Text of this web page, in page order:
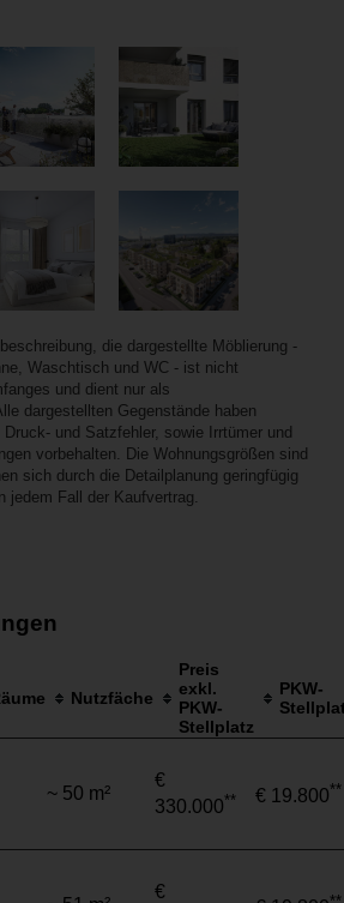
die dargestellte Möblierung -
Waschtisch und WC - ist nicht
und dient nur als
dargestellten Gegenstände haben
und Satzfehler, sowie Irrtümer und
vorbehalten. Die Wohnungsgrößen sind
sich durch die Detailplanung geringfügig
jedem Fall der Kaufvertrag.
Nutzfäche
Preis
exkl.
PKW-
Stellplatz
PKW-
~ 50 m²
€
330.000** € 19.800**
€